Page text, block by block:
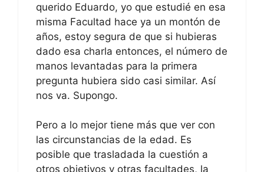
querido Eduardo, yo que estudié en esa
misma Facultad hace ya un montón de
años, estoy segura de que si hubieras
dado esa charla entonces, el número de
manos levantadas para la primera
pregunta hubiera sido casi similar. Así
nos va. Supongo.
Pero a lo mejor tiene más que ver con
las circunstancias de la edad. Es
posible que trasladada la cuestión a
otros objetivos y otras facultades, la